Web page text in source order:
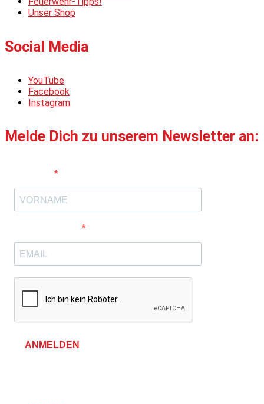
Unser Shop
Social Media
YouTube
Facebook
Instagram
Melde Dich zu unserem Newsletter an:
ANMELDEN